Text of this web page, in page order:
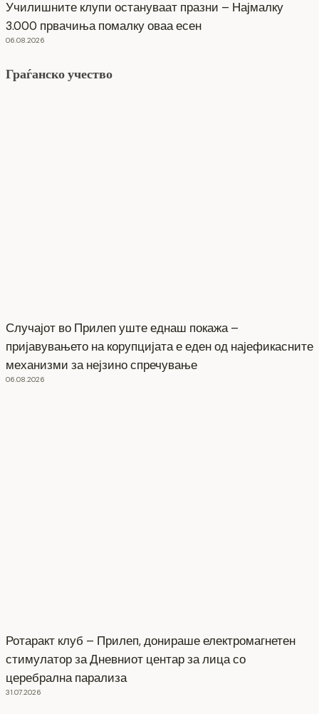
Училишните клупи остануваат празни – Најмалку
3.000 првачиња помалку оваа есен
06.08.2026
Граѓанско учество
Случајот во Прилеп уште еднаш покажа –
пријавувањето на корупцијата е еден од најефикасните
механизми за нејзино спречување
06.08.2026
Ротаракт клуб – Прилеп, донираше електромагнетен
стимулатор за Дневниот центар за лица со
церебрална парализа
31.07.2026